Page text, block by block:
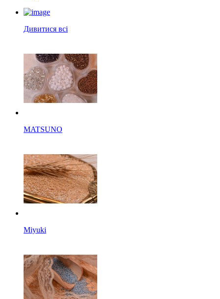
Дивитися всі
MATSUNO
Miyuki